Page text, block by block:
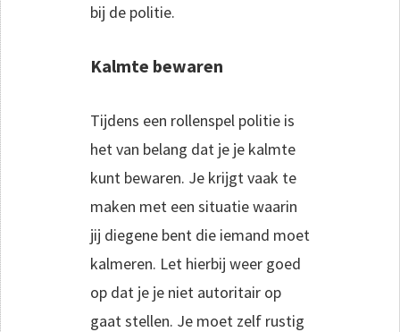
bij de politie.
Kalmte bewaren
Tijdens een rollenspel politie is
het van belang dat je je kalmte
kunt bewaren. Je krijgt vaak te
maken met een situatie waarin
jij diegene bent die iemand moet
kalmeren. Let hierbij weer goed
op dat je je niet autoritair op
gaat stellen. Je moet zelf rustig